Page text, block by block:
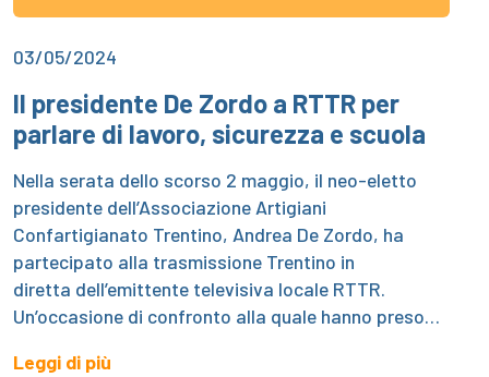
03/05/2024
Il presidente De Zordo a RTTR per
parlare di lavoro, sicurezza e scuola
Nella serata dello scorso 2 maggio, il neo-eletto
presidente dell’Associazione Artigiani
Confartigianato Trentino, Andrea De Zordo, ha
partecipato alla trasmissione Trentino in
diretta dell’emittente televisiva locale RTTR.
Un’occasione di confronto alla quale hanno preso…
Leggi di più